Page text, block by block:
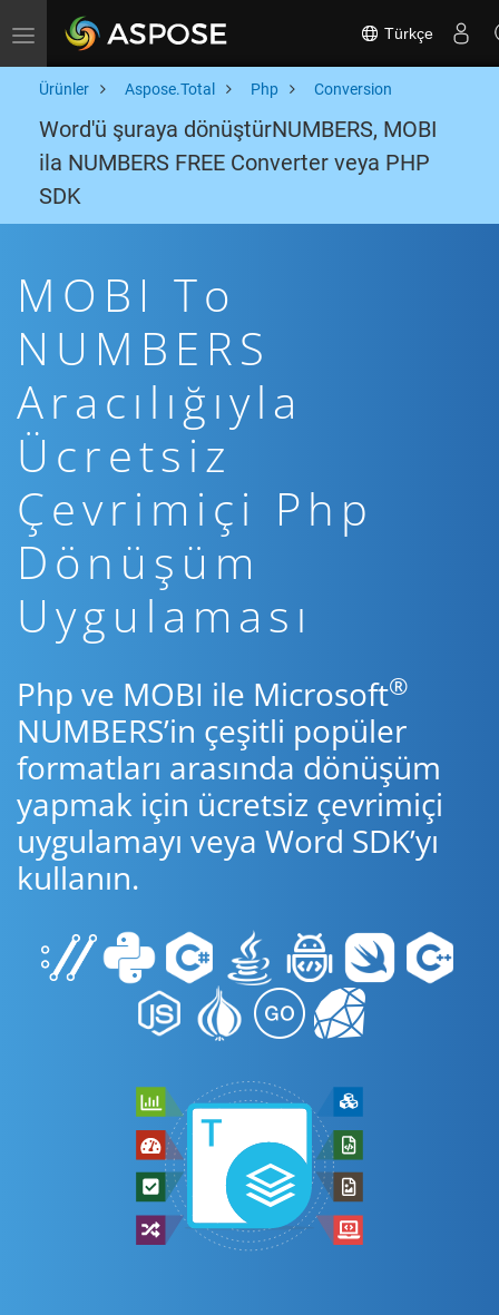
Toggle navigation Türkçe
Ürünler Aspose.Total Php Conversion
Word'ü şuraya dönüştürNUMBERS, MOBI
ila NUMBERS FREE Converter veya PHP
SDK
MOBI To
NUMBERS
Aracılığıyla
Ücretsiz
Çevrimiçi Php
Dönüşüm
Uygulaması
Php ve MOBI ile Microsoft®
NUMBERS’in çeşitli popüler
formatları arasında dönüşüm
yapmak için ücretsiz çevrimiçi
uygulamayı veya Word SDK’yı
kullanın.